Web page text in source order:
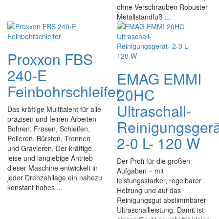
ohne Verschrauben Robuster
Metallstandfuß ...
Proxxon FBS
240-E
Feinbohrschleifer
Das kräftige Multitalent für alle
präzisen und feinen Arbeiten –
Bohren, Fräsen, Schleifen,
Polieren, Bürsten, Trennen
und Gravieren. Der kräftige,
leise und langlebige Antrieb
dieser Maschine entwickelt in
jeder Drehzahllage ein nahezu
konstant hohes ...
EMAG EMMI
20HC
Ultraschall-
2-0 L- 120 W
Der Profi für die großen
Aufgaben – mit
leistungsstarker, regelbarer
Heizung und auf das
Reinigungsgut abstimmbarer
Ultraschallleistung. Damit ist